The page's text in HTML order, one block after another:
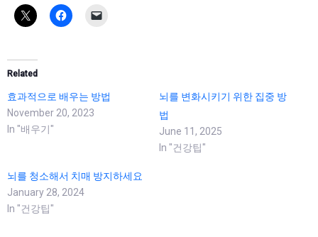
Related
효과적으로 배우는 방법
November 20, 2023
In "배우기"
뇌를 변화시키기 위한 집중 방
법
June 11, 2025
In "건강팁"
뇌를 청소해서 치매 방지하세요
January 28, 2024
In "건강팁"